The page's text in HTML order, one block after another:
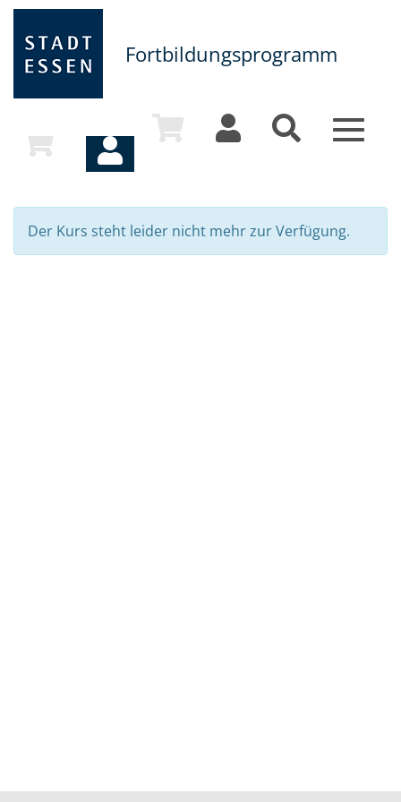
Fortbildungsprogramm
Toggle
Der Kurs steht leider nicht mehr zur Verfügung.